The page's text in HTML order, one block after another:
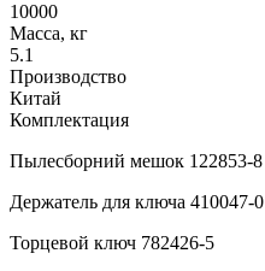
10000
Масса, кг
5.1
Производство
Китай
Комплектация
Пылесборний мешок 122853-8
Держатель для ключа 410047-0
Торцевой ключ 782426-5